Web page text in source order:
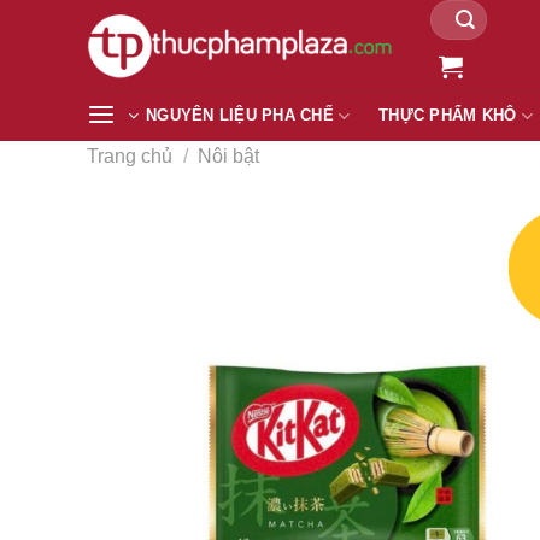
Tìm
kiếm:
NGUYÊN LIỆU PHA CHẾ THỰC PHẨM KHÔ
Trang chủ / Nôi bật